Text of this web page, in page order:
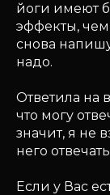
йоги имеют
эффекты, чем
снова
надо.
Ответила на
что могу
значит, я не
него
Если у Вас